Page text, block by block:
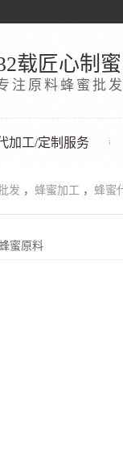
载匠心制蜜
注原料蜂蜜批
加工/定制服务
发 ， 蜂蜜加工 ， 蜂蜜
蜜原料